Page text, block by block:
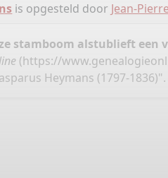
is opgesteld door Jean-
stamboom alstublieft een
(https://
Heymans (1797-1836)".